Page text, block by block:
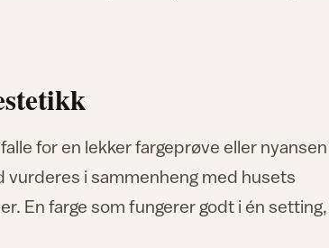
for en lekker fargeprøve eller
vurderes i sammenheng med husets
En farge som fungerer godt i én setting,